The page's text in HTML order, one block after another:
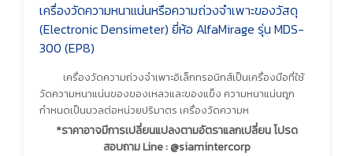
เครื่องวัดความหนาแน่นหรือความถ่วงจำเพาะของวัสดุ
(Electronic Densimeter) ยี่ห้อ AlfaMirage รุ่น MDS-
300 (EP8)
เครื่องวัดความถ่วงจำเพาะอิเล็กทรอนิกส์เป็นเครื่องมือที่ใช้
วัดความหนาแน่นของของเหลวและของแข็ง ความหนาแน่นถูก
กำหนดเป็นมวลต่อหน่วยปริมาตร เครื่องวัดความห
*ราคาอาจมีการเปลี่ยนแปลงตามอัตราแลกเปลี่ยน โปรด
สอบถาม Line : @siamintercorp